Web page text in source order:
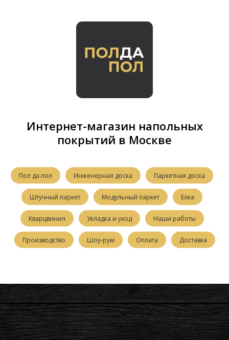
Интернет-магазин напольных
покрытий в Москве
Пол да пол Инженерная доска Паркетная доска
Штучный паркет Модульный паркет Елка
Кварцвинил Укладка и уход Наши работы
Производство Шоу-рум Оплата Доставка